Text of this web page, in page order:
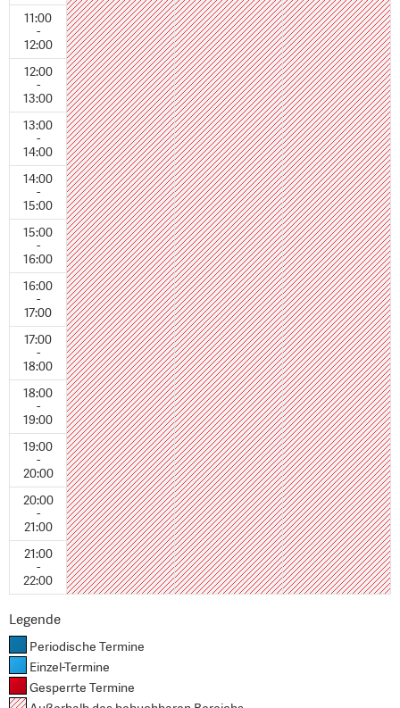
11:00
-
12:00
12:00
-
13:00
13:00
-
14:00
14:00
-
15:00
15:00
-
16:00
16:00
-
17:00
17:00
-
18:00
18:00
-
19:00
19:00
-
20:00
20:00
-
21:00
21:00
-
22:00
Legende
Periodische Termine
Einzel-Termine
Gesperrte Termine